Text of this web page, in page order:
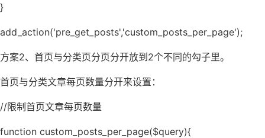
}
add_action('pre_get_posts','custom_posts_per_page');
方案2、首页与分类页分页分开放到2个不同的勾子里。
首页与分类文章每页数量分开来设置：
//限制首页文章每页数量
function custom_posts_per_page($query){